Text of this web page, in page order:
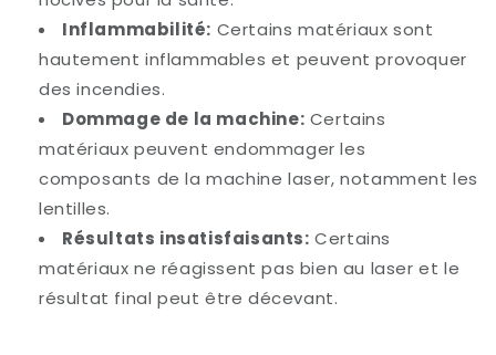
Inflammabilité: Certains matériaux sont
hautement inflammables et peuvent provoquer
des incendies.
Dommage de la machine: Certains
matériaux peuvent endommager les
composants de la machine laser, notamment les
lentilles.
Résultats insatisfaisants: Certains
matériaux ne réagissent pas bien au laser et le
résultat final peut être décevant.